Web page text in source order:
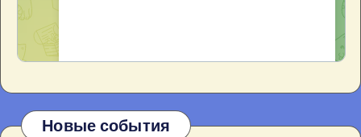
Новые события